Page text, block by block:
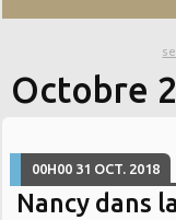
Octobre
00H00 31 OCT. 2018
Nancy dans